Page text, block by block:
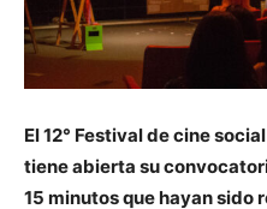
El 12° Festival de cine
tiene abierta su
15 minutos que hayan sido